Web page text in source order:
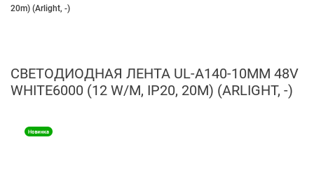
20m) (Arlight, -)
СВЕТОДИОДНАЯ ЛЕНТА UL-A140-10MM 48V
WHITE6000 (12 W/M, IP20, 20M) (ARLIGHT, -)